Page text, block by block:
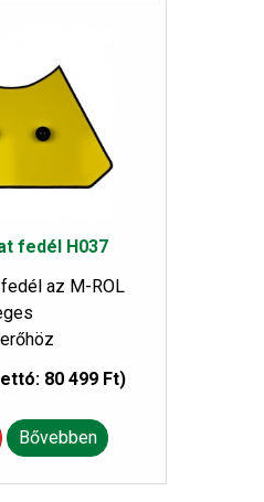
fedél H037
az M-ROL
80 499 Ft)
Bővebben